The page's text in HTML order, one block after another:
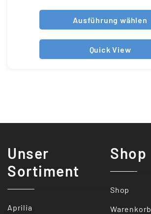
Ausführung wählen
Quick View
Unser
Sortiment
Aprilia
Shop
Shop
Warenkorb